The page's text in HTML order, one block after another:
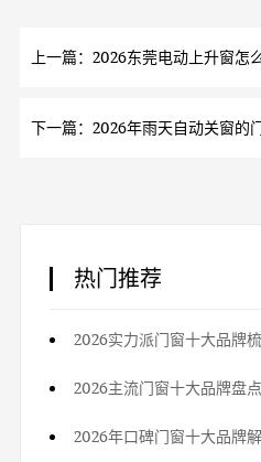
热门推荐
2026实力派门窗十大品牌
2026主流门窗十大品牌盘
2026年口碑门窗十大品牌